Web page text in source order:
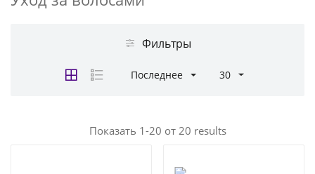
Фильтры
Последнее 30
Показать 1-20 от 20 results